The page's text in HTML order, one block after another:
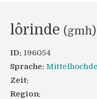
lôrinde (gmh)
ID: 196054
Sprache:
Zeit:
Region: